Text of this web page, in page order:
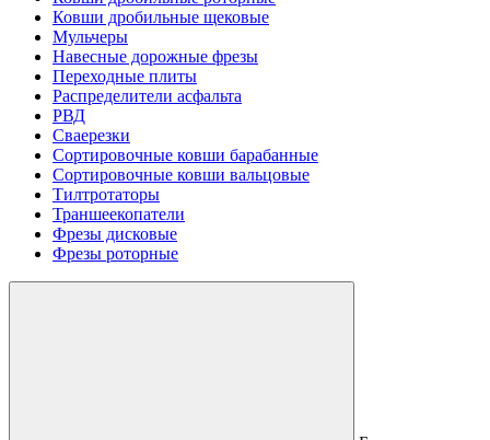
Ковши дробильные щековые
Мульчеры
Навесные дорожные фрезы
Переходные плиты
Распределители асфальта
РВД
Сваерезки
Сортировочные ковши барабанные
Сортировочные ковши вальцовые
Тилтротаторы
Траншеекопатели
Фрезы дисковые
Фрезы роторные